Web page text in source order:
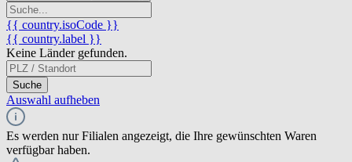
{{ country.isoCode }}
{{ country.label }}
Keine Länder gefunden.
Suche
Auswahl aufheben
Es werden nur Filialen angezeigt, die Ihre gewünschten Waren
verfügbar haben.